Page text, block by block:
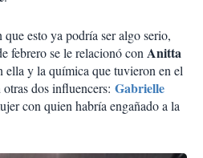
que esto ya podría ser algo serio,
febrero se le relacionó conAnitta
ella y la química que tuvieron en el
dos influencers: Gabrielle
con quien habría engañado a la